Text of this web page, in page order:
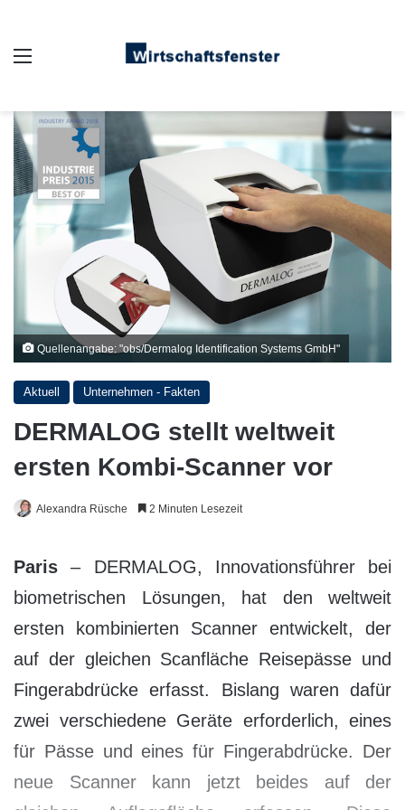
Quellenangabe: "obs/Dermalog Identification Systems GmbH"
Aktuell Unternehmen - Fakten
DERMALOG stellt weltweit
ersten Kombi-Scanner vor
Alexandra Rüsche 2 Minuten Lesezeit
Paris – DERMALOG, Innovationsführer bei
biometrischen Lösungen, hat den weltweit
ersten kombinierten Scanner entwickelt, der
auf der gleichen Scanfläche Reisepässe und
Fingerabdrücke erfasst. Bislang waren dafür
zwei verschiedene Geräte erforderlich, eines
für Pässe und eines für Fingerabdrücke. Der
neue Scanner kann jetzt beides auf der